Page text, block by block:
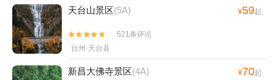
天台山景区(5A) ¥59起


521条评论
台州·天台县
新昌大佛寺景区(4A) ¥70起